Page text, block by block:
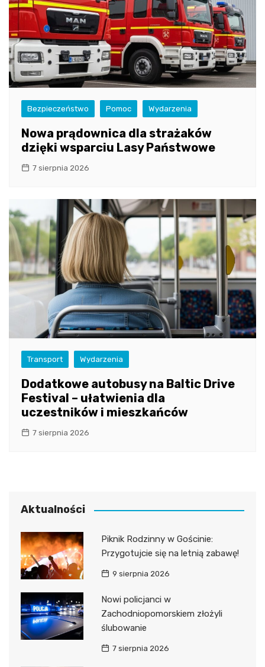
Bezpieczeństwo Pomoc Wydarzenia
Nowa prądownica dla strażaków
dzięki wsparciu Lasy Państwowe
7 sierpnia 2026
Transport Wydarzenia
Dodatkowe autobusy na Baltic Drive
Festival – ułatwienia dla
uczestników i mieszkańców
7 sierpnia 2026
Aktualności
Piknik Rodzinny w Gościnie:
Przygotujcie się na letnią zabawę!
9 sierpnia 2026
Nowi policjanci w
Zachodniopomorskiem złożyli
ślubowanie
7 sierpnia 2026